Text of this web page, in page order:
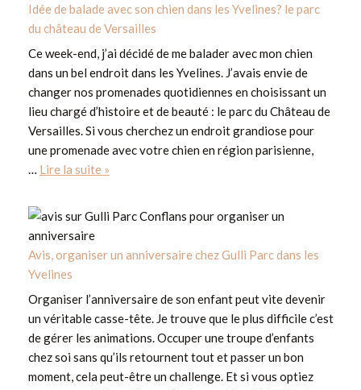
Idée de balade avec son chien dans les Yvelines? le parc
du château de Versailles
Ce week-end, j’ai décidé de me balader avec mon chien
dans un bel endroit dans les Yvelines. J’avais envie de
changer nos promenades quotidiennes en choisissant un
lieu chargé d’histoire et de beauté : le parc du Château de
Versailles. Si vous cherchez un endroit grandiose pour
une promenade avec votre chien en région parisienne,
… Lire la suite »
Avis, organiser un anniversaire chez Gulli Parc dans les
Yvelines
Organiser l’anniversaire de son enfant peut vite devenir
un véritable casse-tête. Je trouve que le plus difficile c’est
de gérer les animations. Occuper une troupe d’enfants
chez soi sans qu’ils retournent tout et passer un bon
moment, cela peut-être un challenge. Et si vous optiez